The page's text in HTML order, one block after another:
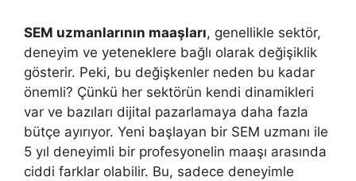
SEM uzmanlarının maaşları, genellikle sektör,
deneyim ve yeteneklere bağlı olarak değişiklik
gösterir. Peki, bu değişkenler neden bu kadar
önemli? Çünkü her sektörün kendi dinamikleri
var ve bazıları dijital pazarlamaya daha fazla
bütçe ayırıyor. Yeni başlayan bir SEM uzmanı ile
5 yıl deneyimli bir profesyonelin maaşı arasında
ciddi farklar olabilir. Bu, sadece deneyimle